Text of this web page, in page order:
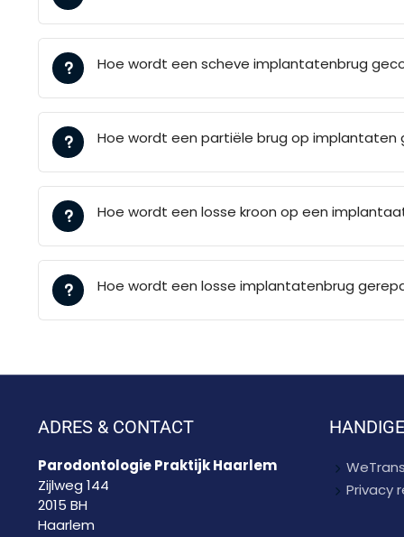
Hoe wordt een scheve implantatenbrug
Hoe wordt een partiële brug op implantaten
Hoe wordt een losse kroon op een
Hoe wordt een losse implantatenbrug
ADRES & CONTACT
Parodontologie Praktijk Haarlem
Zijlweg 144
2015 BH
Haarlem
Privacy